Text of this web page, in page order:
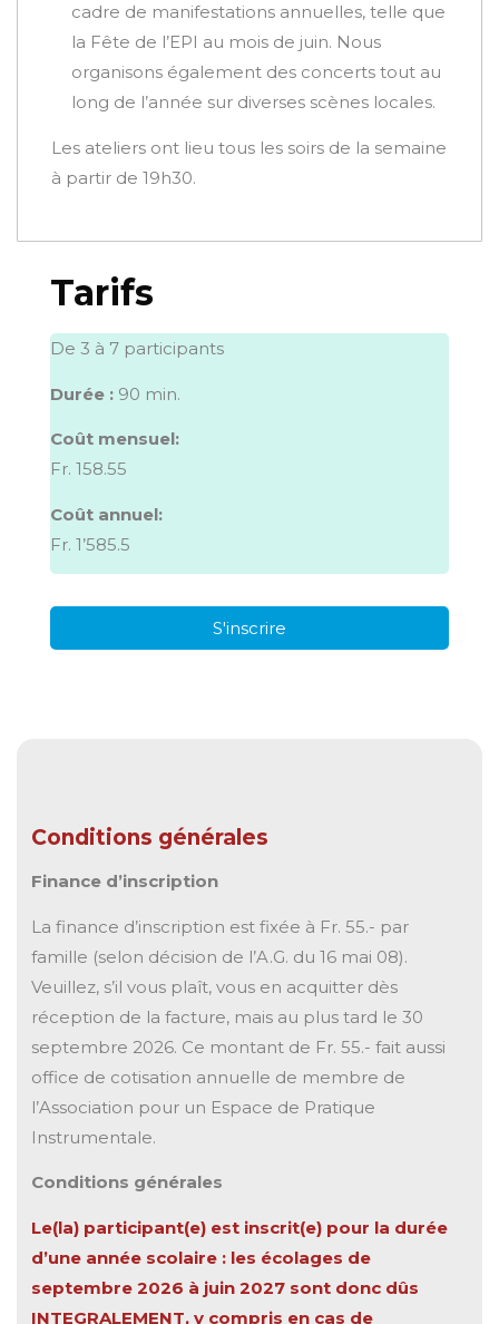
cadre de manifestations annuelles, telle que
la Fête de l’EPI au mois de juin. Nous
organisons également des concerts tout au
long de l’année sur diverses scènes locales.
Les ateliers ont lieu tous les soirs de la semaine
à partir de 19h30.
Tarifs
De 3 à 7 participants
Durée : 90 min.
Coût mensuel:
Fr. 158.55
Coût annuel:
Fr. 1’585.5
S'inscrire
Conditions générales
Finance d’inscription
La finance d’inscription est fixée à Fr. 55.- par
famille (selon décision de l’A.G. du 16 mai 08).
Veuillez, s’il vous plaît, vous en acquitter dès
réception de la facture, mais au plus tard le 30
septembre 2026. Ce montant de Fr. 55.- fait aussi
office de cotisation annuelle de membre de
l’Association pour un Espace de Pratique
Instrumentale.
Conditions générales
Le(la) participant(e) est inscrit(e) pour la durée
d’une année scolaire : les écolages de
septembre 2026 à juin 2027 sont donc dûs
INTEGRALEMENT, y compris en cas de